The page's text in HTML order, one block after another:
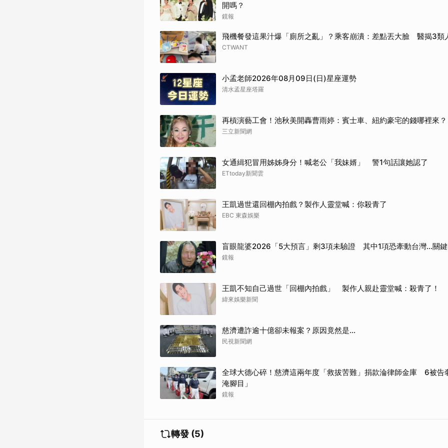
開嗎？
鏡報
飛機餐發這果汁爆「廁所之亂」？乘客崩潰：差點丟大臉 醫揭3類
CTWANT
小孟老師2026年08月09日(日)星座運勢
清水孟星座塔羅
再槓演藝工會！池秋美開轟曹雨婷：賓士車、紐約豪宅的錢哪裡來？
三立新聞網
女通緝犯冒用姊姊身分！喊老公「我妹婿」 警1句話讓她認了
ETtoday新聞雲
王凱過世還回棚內拍戲？製作人靈堂喊：你殺青了
EBC 東森娛樂
盲眼龍婆2026「5大預言」剩3項未驗證 其中1項恐牽動台灣...關
鏡報
王凱不知自己過世「回棚內拍戲」 製作人親赴靈堂喊：殺青了！
緯來娛樂新聞
慈濟遭詐逾十億卻未報案？原因竟然是...
民視新聞網
全球大德心碎！慈濟這兩年度「救拔苦難」捐款淪律師金庫 6被告
淹腳目」
鏡報
轉發 (5)